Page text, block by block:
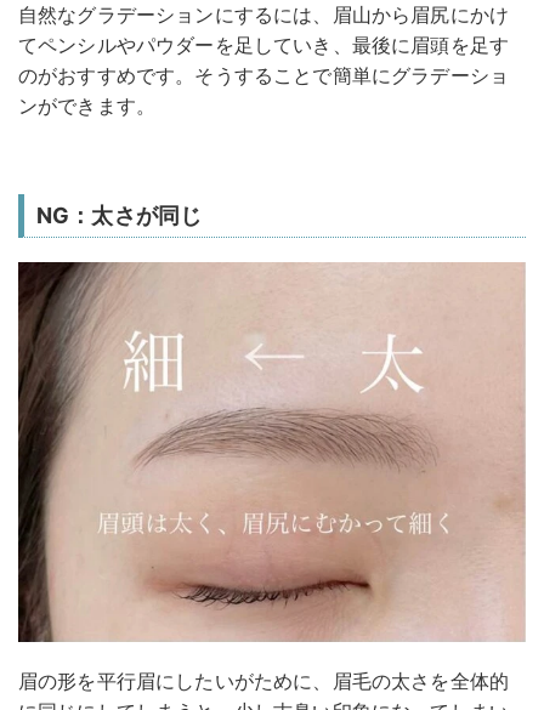
自然なグラデーションにするには、眉山から眉尻にかけ
てペンシルやパウダーを足していき、最後に眉頭を足す
のがおすすめです。そうすることで簡単にグラデーショ
ンができます。
NG：太さが同じ
眉の形を平行眉にしたいがために、眉毛の太さを全体的